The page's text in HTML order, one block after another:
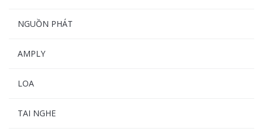
NGUỒN PHÁT
AMPLY
LOA
TAI NGHE